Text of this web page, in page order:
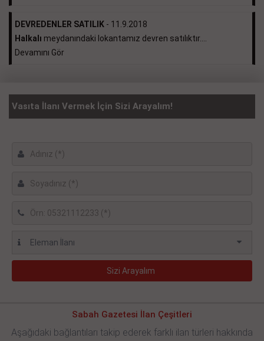
DEVREDENLER SATILIK - 11.9.2018
Halkalı meydanındaki lokantamız devren satılıktır....
Devamını Gör
Vasıta İlanı Vermek İçin Sizi Arayalım!
Sabah Gazetesi İlan Çeşitleri
Aşağıdaki bağlantıları takip ederek farklı ilan türleri hakkında